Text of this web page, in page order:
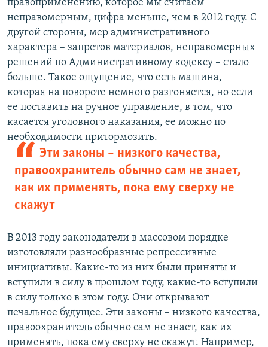
правоприменению, которое мы считаем
неправомерным, цифра меньше, чем в 2012 году. С
другой стороны, мер административного
характера – запретов материалов, неправомерных
решений по Административному кодексу – стало
больше. Такое ощущение, что есть машина,
которая на повороте немного разгоняется, но если
ее поставить на ручное управление, в том, что
касается уголовного наказания, ее можно по
необходимости притормозить.
Эти законы – низкого качества,
правоохранитель обычно сам не знает,
как их применять, пока ему сверху не
скажут
В 2013 году законодатели в массовом порядке
изготовляли разнообразные репрессивные
инициативы. Какие-то из них были приняты и
вступили в силу в прошлом году, какие-то вступили
в силу только в этом году. Они открывают
печальное будущее. Эти законы – низкого качества,
правоохранитель обычно сам не знает, как их
применять, пока ему сверху не скажут. Например,